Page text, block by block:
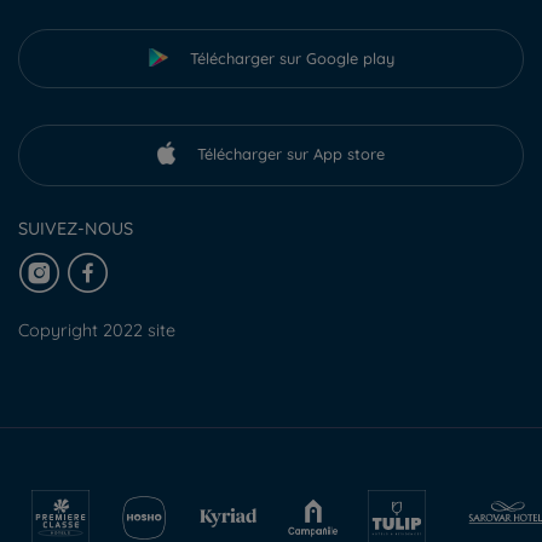
Télécharger sur Google play
Télécharger sur App store
SUIVEZ-NOUS
Copyright 2022 site